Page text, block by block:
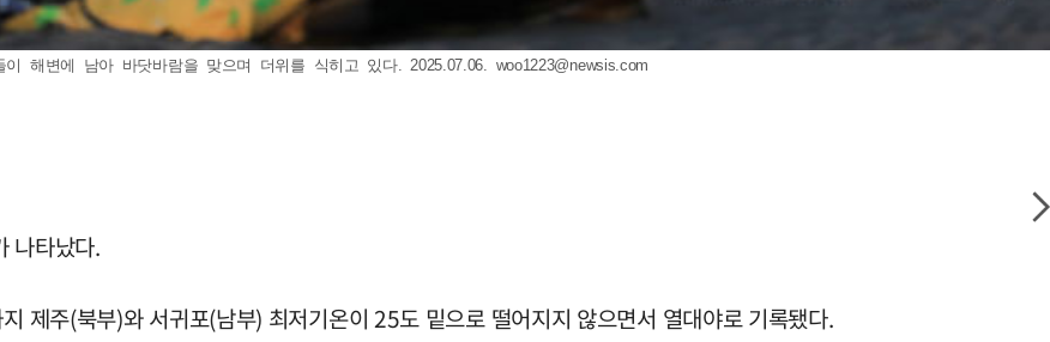
해변에 남아 바닷바람을 맞으며 더위를 식히고 있다. 2025.07.06. woo1223@newsis.com
나타났다.
제주(북부)와 서귀포(남부) 최저기온이 25도 밑으로 떨어지지 않으면서 열대야로 기록됐다.